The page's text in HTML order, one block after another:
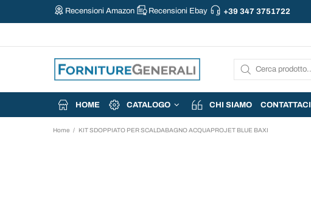
Recensioni Amazon Recensioni Ebay +39 347 3751722
HOME CATALOGO CHI SIAMO CONTATTACI
Home KIT SDOPPIATO PER SCALDABAGNO ACQUAPROJET BLUE BAXI